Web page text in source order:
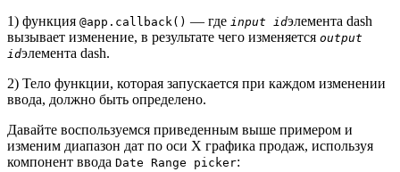
1) функция @app.callback() — где input idэлемента dash
вызывает изменение, в результате чего изменяется output
idэлемента dash.
2) Тело функции, которая запускается при каждом изменении
ввода, должно быть определено.
Давайте воспользуемся приведенным выше примером и
изменим диапазон дат по оси X графика продаж, используя
компонент ввода Date Range picker: